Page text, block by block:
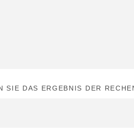
SIE DAS ERGEBNIS DER